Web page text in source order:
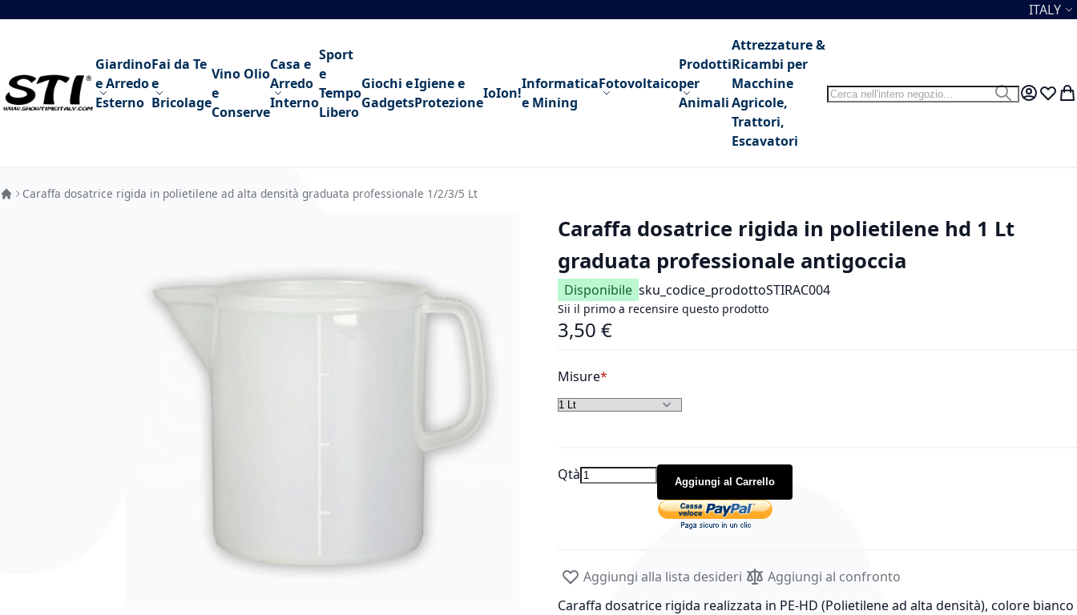
Salta al contenuto Lingua
ITALY
Giardino
e Arredo
Esterno
Fai da Te
e
Bricolage
Vino Olio
e
Conserve
Casa e
Arredo
Interno
Sport
e
Tempo
Libero
Giochi e
Gadgets
Igiene e
Protezione
IoIon!
Informatica
e Mining
Fotovoltaico
Prodotti
per
Animali
Attrezzature &
Ricambi per
Macchine
Agricole,
Trattori,
Escavatori
Search
Search
My Lista
Caraffa dosatrice rigida in polietilene ad alta densità graduata professionale 1/2/3/5 Lt
Caraffa dosatrice rigida in polietilene hd 1 Lt
graduata professionale antigoccia
Disponibile sku_codice_prodottoSTIRAC004
Sii il primo a recensire questo prodotto
As low as
3,50 €
Misure
Qtà Aggiungi al Carrello
Aggiungi alla lista desideri
Aggiungi al confronto
Caraffa dosatrice rigida realizzata in PE-HD (Polietilene ad alta densità), colore bianco